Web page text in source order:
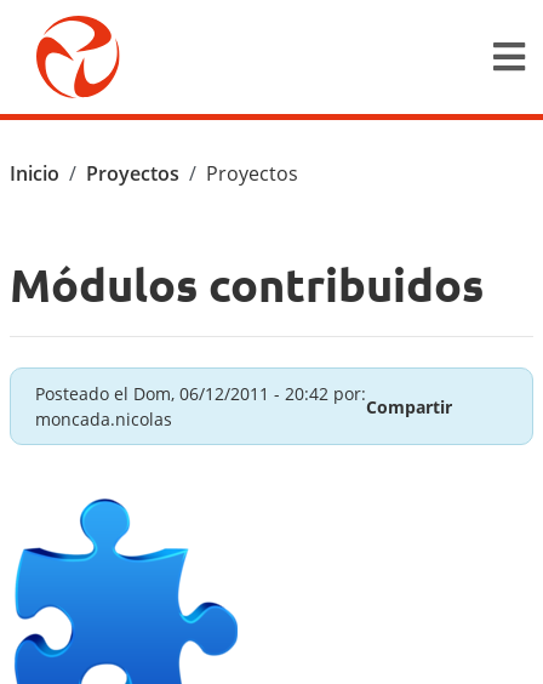
Pasar al contenido principal
Ruta de navegación
Inicio Proyectos Proyectos
Módulos contribuidos
Posteado el Dom, 06/12/2011 - 20:42 por:
moncada.nicolas
Compartir